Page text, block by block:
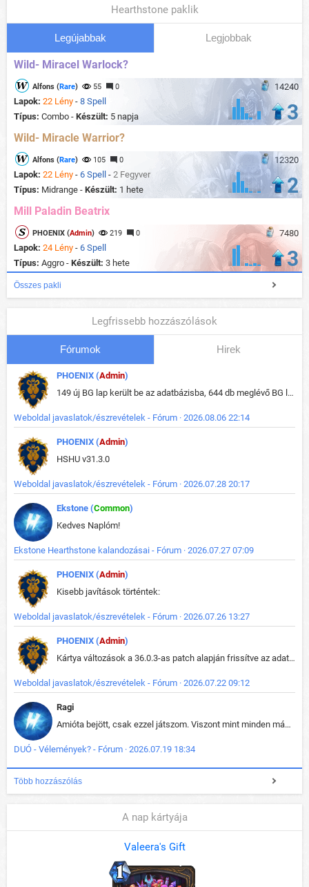
Hearthstone paklik
Legújabbak Legjobbak
Wild- Miracel Warlock?
14240
Alfons (Rare) 55 0
Lapok: 22 Lény - 8 Spell
Típus: Combo - Készült: 5 napja 3
Wild- Miracle Warrior?
12320
Alfons (Rare) 105 0
Lapok: 22 Lény - 6 Spell - 2 Fegyver
Típus: Midrange - Készült: 1 hete 2
Mill Paladin Beatrix
7480
PHOENIX (Admin) 219 0
Lapok: 24 Lény - 6 Spell
Típus: Aggro - Készült: 3 hete 3
Összes pakli
Legfrissebb hozzászólások
Fórumok Hirek
PHOENIX (Admin)
149 új BG lap került be az adatbázisba, 644 db meglévő BG lap módosult, bekerültek az új képek a megváltozott lapokhoz is.
Weboldal javaslatok/észrevételek - Fórum · 2026.08.06 22:14
PHOENIX (Admin)
HSHU v31.3.0
Weboldal javaslatok/észrevételek - Fórum · 2026.07.28 20:17
Ekstone (Common)
Kedves Naplóm!
Ekstone Hearthstone kalandozásai - Fórum · 2026.07.27 07:09
PHOENIX (Admin)
Kisebb javítások történtek:
Weboldal javaslatok/észrevételek - Fórum · 2026.07.26 13:27
PHOENIX (Admin)
Kártya változások a 36.0.3-as patch alapján frissítve az adatbázisban (képek is cserélve).
Weboldal javaslatok/észrevételek - Fórum · 2026.07.22 09:12
Ragi
Amióta bejött, csak ezzel játszom. Viszont mint minden más - akár az alapjáték is, ez is baromira összetett lett. Néha már pár kör után is esélytelen az egész. Vagy irreállisan túltápol valaki, vagy lelép a partner, vagy csak hülye mint a segg. És amikor eljönne az én időm, na akkor jön el mindenki másé is. Engem jobban érdekelne, hogy ki milyen ratingen szokott játszani. Na ez lenne egy érdekes adat.
DUÓ - Vélemények? - Fórum · 2026.07.19 18:34
Több hozzászólás
A nap kártyája
Valeera's Gift